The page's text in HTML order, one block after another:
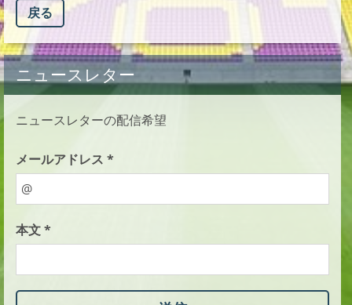
戻る
ニュースレター
ニュースレターの配信希望
メールアドレス *
本文 *